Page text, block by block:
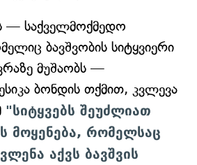
— საქველმოქმედო
ბავშვობის სიტყვიერი
მუშაობს —
ბონდის თქმით, კვლევა
"სიტყვებს შეუძლიათ
მოყენება, რომელსაც
აქვს ბავშვის